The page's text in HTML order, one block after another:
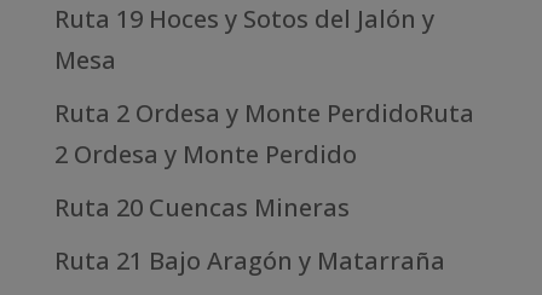
Ruta 19 Hoces y Sotos del Jalón y
Mesa
Ruta 2 Ordesa y Monte PerdidoRuta
2 Ordesa y Monte Perdido
Ruta 20 Cuencas Mineras
Ruta 21 Bajo Aragón y Matarraña